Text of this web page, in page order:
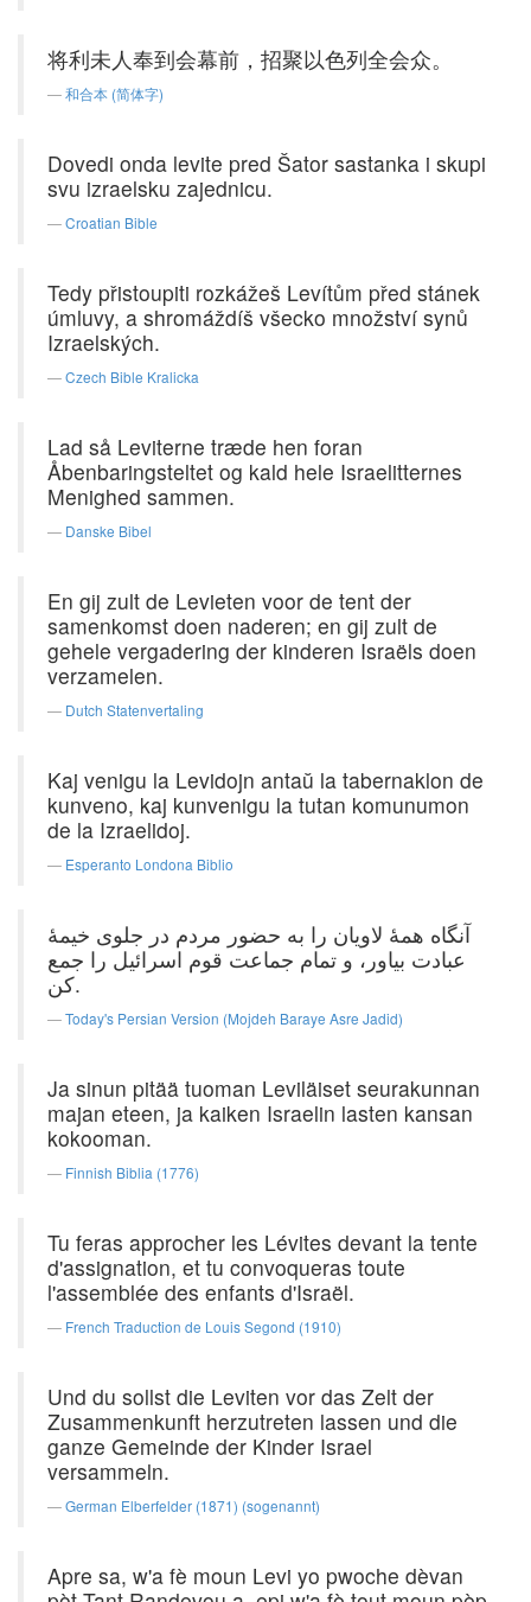
将利未人奉到会幕前，招聚以色列全会众。
和合本 (简体字)
Dovedi onda levite pred Šator sastanka i skupi
svu izraelsku zajednicu.
Croatian Bible
Tedy přistoupiti rozkážeš Levítům před stánek
úmluvy, a shromáždíš všecko množství synů
Izraelských.
Czech Bible Kralicka
Lad så Leviterne træde hen foran
Åbenbaringsteltet og kald hele Israelitternes
Menighed sammen.
Danske Bibel
En gij zult de Levieten voor de tent der
samenkomst doen naderen; en gij zult de
gehele vergadering der kinderen Israëls doen
verzamelen.
Dutch Statenvertaling
Kaj venigu la Levidojn antaŭ la tabernaklon de
kunveno, kaj kunvenigu la tutan komunumon
de la Izraelidoj.
Esperanto Londona Biblio
آنگاه همهٔ لاویان را به حضور مردم در جلوی خیمهٔ
عبادت بیاور، و تمام جماعت قوم اسرائیل را جمع
کن.
Today's Persian Version (Mojdeh Baraye Asre Jadid)
Ja sinun pitää tuoman Leviläiset seurakunnan
majan eteen, ja kaiken Israelin lasten kansan
kokooman.
Finnish Biblia (1776)
Tu feras approcher les Lévites devant la tente
d'assignation, et tu convoqueras toute
l'assemblée des enfants d'Israël.
French Traduction de Louis Segond (1910)
Und du sollst die Leviten vor das Zelt der
Zusammenkunft herzutreten lassen und die
ganze Gemeinde der Kinder Israel
versammeln.
German Elberfelder (1871) (sogenannt)
Apre sa, w'a fè moun Levi yo pwoche dèvan